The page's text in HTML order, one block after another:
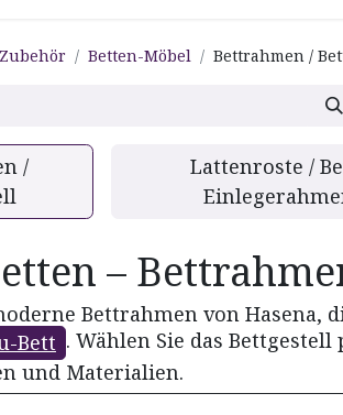
Betten-Möbel Bettrahmen /
/
Lattenroste /
–
Bettrahmen von Hasena,
Bett . Wählen Sie das
und Materialien.